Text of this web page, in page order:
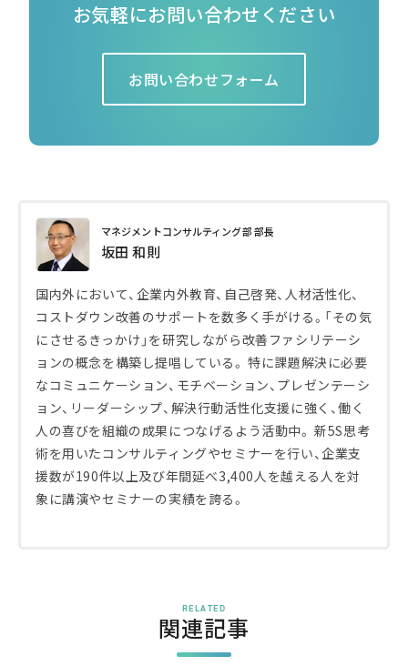
お気軽にお問い合わせください
お問い合わせフォーム
マネジメントコンサルティング部 部長
坂田 和則
国内外において、企業内外教育、自己啓発、人材活性化、
コストダウン改善のサポートを数多く手がける。「その気
にさせるきっかけ」を研究しながら改善ファシリテーシ
ョンの概念を構築し提唱している。 特に課題解決に必要
なコミュニケーション、モチベーション、プレゼンテーシ
ョン、リーダーシップ、解決行動活性化支援に強く、働く
人の喜びを組織の成果につなげるよう活動中。 新5S思考
術を用いたコンサルティングやセミナーを行い、企業支
援数が190件以上及び年間延べ3,400人を越える人を対
象に講演やセミナーの実績を誇る。
RELATED
関連記事